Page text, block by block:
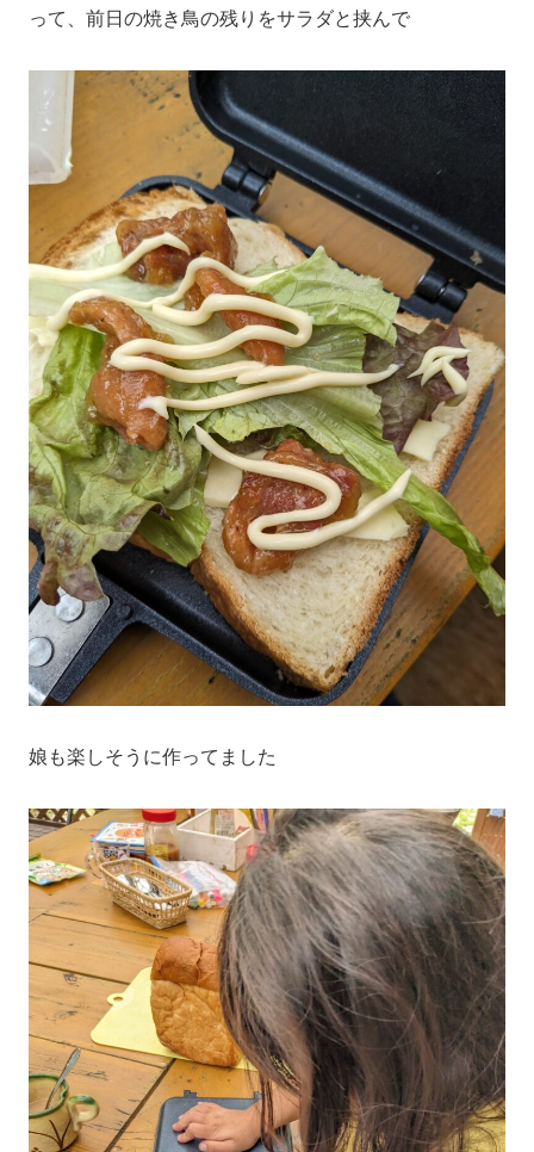
って、前日の焼き鳥の残りをサラダと挟んで
娘も楽しそうに作ってました